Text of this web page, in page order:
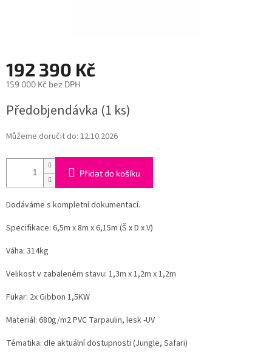
192 390 Kč
159 000 Kč bez DPH
cena:
Předobjendávka (1 ks)
Můžeme doručit do: 12.10.2026
Přidat do košíku
Dodáváme s kompletní dokumentací.
Specifikace: 6,5m x 8m x 6,15m (Š x D x V)
Váha: 314kg
Velikost v zabaleném stavu: 1,3m x 1,2m x 1,2m
Fukar: 2x Gibbon 1,5KW
Materiál: 680g/m2 PVC Tarpaulin, lesk -UV
Tématika: dle aktuální dostupnosti (Jungle, Safari)